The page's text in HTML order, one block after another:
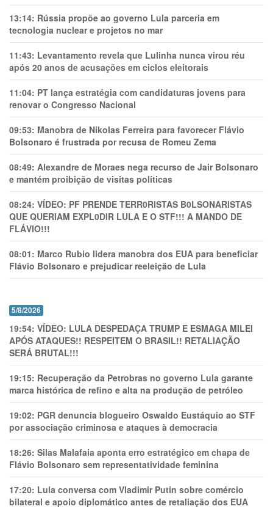
13:14: Rússia propõe ao governo Lula parceria em
tecnologia nuclear e projetos no mar
11:43: Levantamento revela que Lulinha nunca virou réu
após 20 anos de acusações em ciclos eleitorais
11:04: PT lança estratégia com candidaturas jovens para
renovar o Congresso Nacional
09:53: Manobra de Nikolas Ferreira para favorecer Flávio
Bolsonaro é frustrada por recusa de Romeu Zema
08:49: Alexandre de Moraes nega recurso de Jair Bolsonaro
e mantém proibição de visitas políticas
08:24: VÍDEO: PF PRENDE TERR0RlSTAS B0LSONARlSTAS
QUE QUERIAM EXPL0DlR LULA E O STF!!! A MANDO DE
FLÁVIO!!!
08:01: Marco Rubio lidera manobra dos EUA para beneficiar
Flávio Bolsonaro e prejudicar reeleição de Lula
5/8/2026
19:54: VÍDEO: LULA DESPEDAÇA TRUMP E ESMAGA MILEI
APÓS ATAQUES!! RESPEITEM O BRASIL!! RETALIAÇÃO
SERÁ BRUTAL!!!
19:15: Recuperação da Petrobras no governo Lula garante
marca histórica de refino e alta na produção de petróleo
19:02: PGR denuncia blogueiro Oswaldo Eustáquio ao STF
por associação criminosa e ataques à democracia
18:26: Silas Malafaia aponta erro estratégico em chapa de
Flávio Bolsonaro sem representatividade feminina
17:20: Lula conversa com Vladimir Putin sobre comércio
bilateral e apoio diplomático antes de retaliação dos EUA